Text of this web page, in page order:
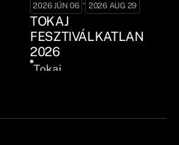
2026 JÚN 06 - 2026 AUG 29
TOKAJ
FESZTIVÁLKATLAN
2026
Tokaj